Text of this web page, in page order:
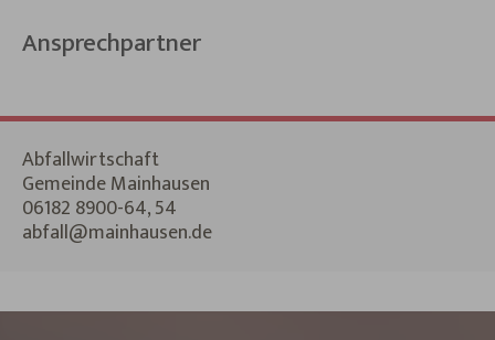
Ansprechpartner
Abfallwirtschaft
Gemeinde Mainhausen
06182 8900-64, 54
abfall@mainhausen.de